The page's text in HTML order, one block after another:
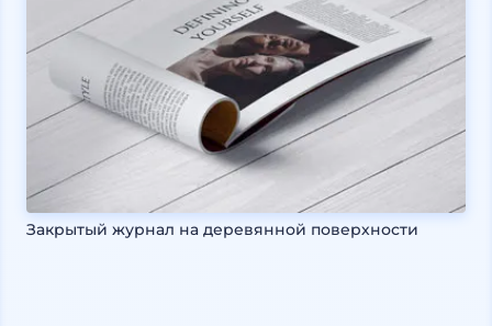
Закрытый журнал на деревянной поверхности